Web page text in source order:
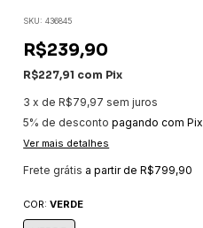
SKU:436845
R$239,90
R$227,91 com Pix
3 x deR$79,97 sem juros
5% de desconto pagando com Pix
Ver mais detalhes
Frete grátis a partir deR$799,90
COR:VERDE